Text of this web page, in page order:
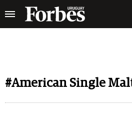
#American Single